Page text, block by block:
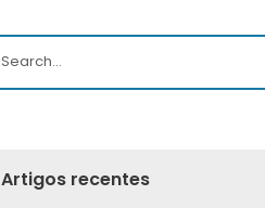
Artigos recentes